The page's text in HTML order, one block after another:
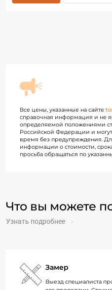
Все цены, указанные на сайте
справочная информация и не
определяемой положениями
Российской Федерации и
время без предупреждения.
информации о стоимости,
просьба обращаться по
Что вы можете
Узнать подробнее
Замер
Выезд специалиста